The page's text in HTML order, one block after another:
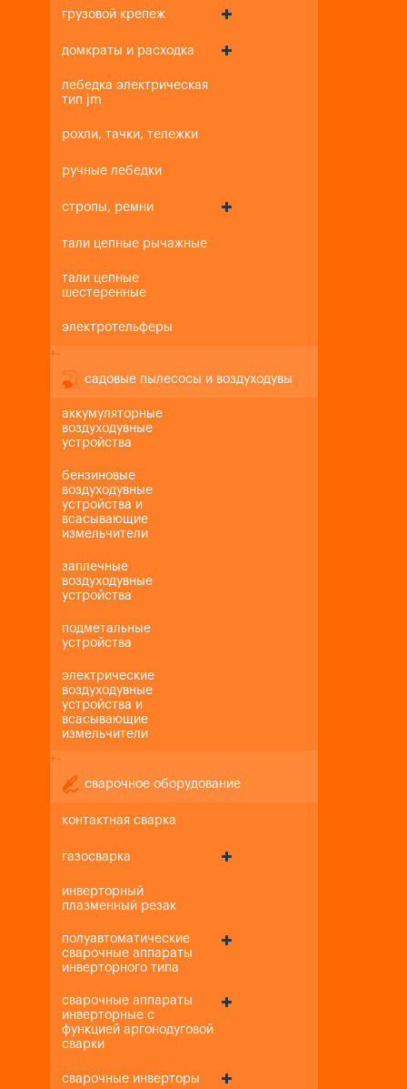
грузовой крепеж
домкраты и расходка
лебедка электрическая
тип jm
рохли, тачки, тележки
ручные лебедки
стропы, ремни
тали цепные рычажные
тали цепные
шестеренные
электротельферы
+-
садовые пылесосы и воздуходувы
аккумуляторные
воздуходувные
устройства
бензиновые
воздуходувные
устройства и
всасывающие
измельчители
заплечные
воздуходувные
устройства
подметальные
устройства
электрические
воздуходувные
устройства и
всасывающие
измельчители
+-
сварочное оборудование
контактная сварка
газосварка
инверторный
плазменный резак
полуавтоматические
сварочные аппараты
инверторного типа
сварочные аппараты
инверторные с
функцией аргонодуговой
сварки
сварочные инверторы